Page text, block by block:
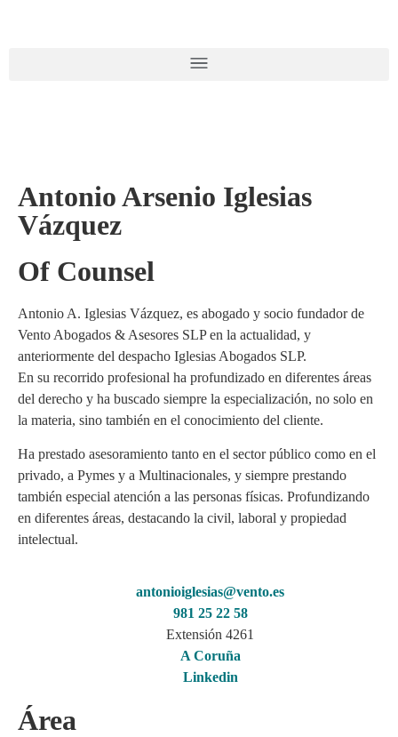
Antonio Arsenio Iglesias
Vázquez
Of Counsel
Antonio A. Iglesias Vázquez, es abogado y socio fundador de
Vento Abogados & Asesores SLP en la actualidad, y
anteriormente del despacho Iglesias Abogados SLP.
En su recorrido profesional ha profundizado en diferentes áreas
del derecho y ha buscado siempre la especialización, no solo en
la materia, sino también en el conocimiento del cliente.
Ha prestado asesoramiento tanto en el sector público como en el
privado, a Pymes y a Multinacionales, y siempre prestando
también especial atención a las personas físicas. Profundizando
en diferentes áreas, destacando la civil, laboral y propiedad
intelectual.
antonioiglesias@vento.es
981 25 22 58
Extensión 4261
A Coruña
Linkedin
Área